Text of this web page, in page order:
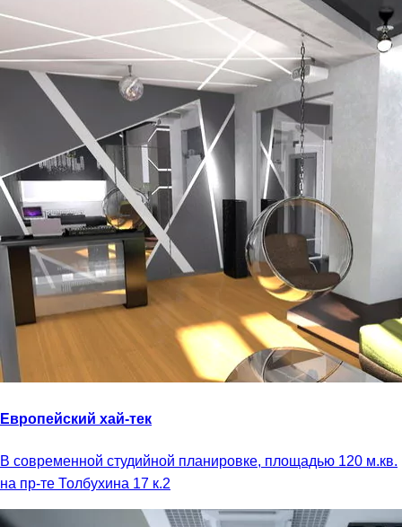
Европейский хай-тек
В современной студийной планировке, площадью 120 м.кв.
на пр-те Толбухина 17 к.2